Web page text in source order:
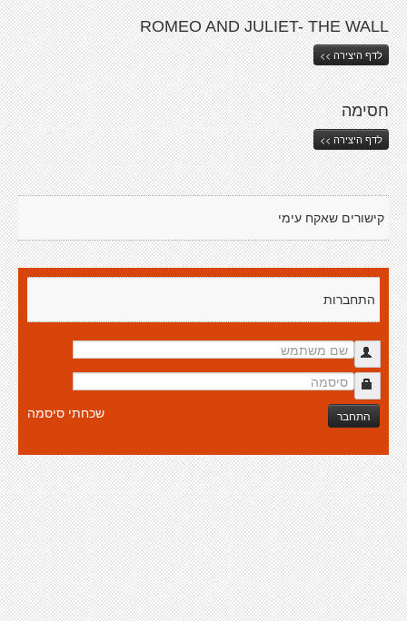
ROMEO AND JULIET- THE WALL
לדף היצירה >>
חסימה
לדף היצירה >>
קישורים שאקח עימי
התחברות
התחבר שכחתי סיסמה